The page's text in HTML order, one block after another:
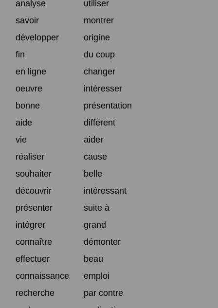
analyse
utiliser
savoir
montrer
développer
origine
fin
du coup
en ligne
changer
oeuvre
intéresser
bonne
présentation
aide
différent
vie
aider
réaliser
cause
souhaiter
belle
découvrir
intéressant
présenter
suite à
intégrer
grand
connaître
démonter
effectuer
beau
connaissance
emploi
recherche
par contre